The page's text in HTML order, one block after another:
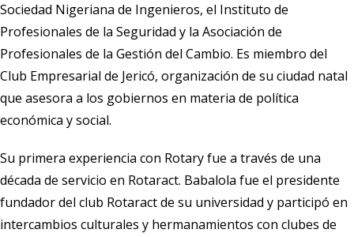
Sociedad Nigeriana de Ingenieros, el Instituto de
Profesionales de la Seguridad y la Asociación de
Profesionales de la Gestión del Cambio. Es miembro del
Club Empresarial de Jericó, organización de su ciudad natal
que asesora a los gobiernos en materia de política
económica y social.
Su primera experiencia con Rotary fue a través de una
década de servicio en Rotaract. Babalola fue el presidente
fundador del club Rotaract de su universidad y participó en
intercambios culturales y hermanamientos con clubes de